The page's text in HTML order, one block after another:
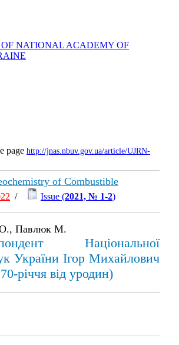
NATIONAL ACADEMY OF
page http://jnas.nbuv.gov.ua/article/UJRN-
of Combustible
/ Issue (2021, № 1-2)
Павлюк М.
Національної
України Ігор Михайлович
річчя від уродин)